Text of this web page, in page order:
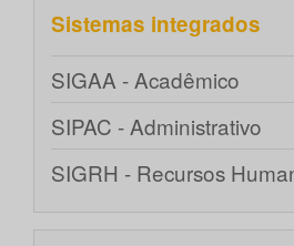
Sistemas integrados
SIGAA - Acadêmico
SIPAC - Administrativo
SIGRH - Recursos